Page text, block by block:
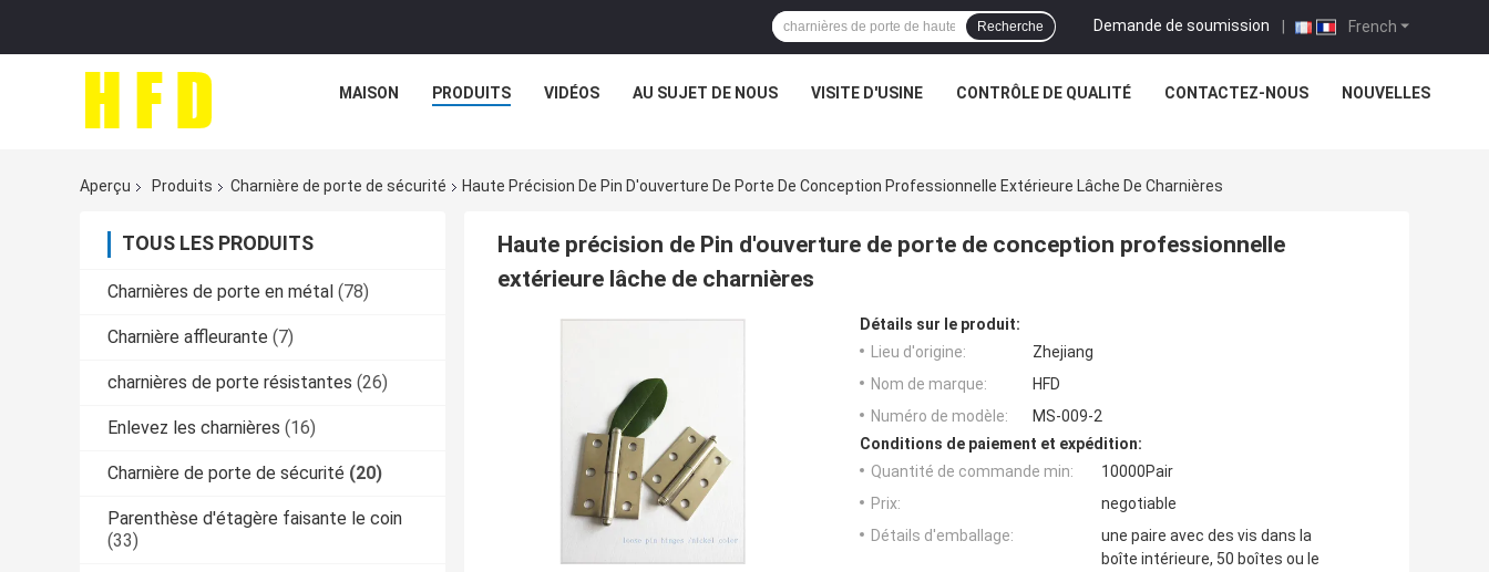
French
Demande de soumission |
Recherche
MAISON PRODUITS VIDÉOS AU SUJET DE NOUS VISITE D'USINE CONTRÔLE DE QUALITÉ CONTACTEZ-NOUS NOUVELLES
Aperçu Produits Charnière de porte de sécurité Haute Précision De Pin D'ouverture De Porte De Conception Professionnelle Extérieure Lâche De Charnières
TOUS LES PRODUITS
Charnières de porte en métal (78)
Charnière affleurante (7)
charnières de porte résistantes (26)
Enlevez les charnières (16)
Charnière de porte de sécurité (20)
Parenthèse d'étagère faisante le coin
(33)
Haute précision de Pin d'ouverture de porte de conception professionnelle
extérieure lâche de charnières
Détails sur le produit:
Lieu d'origine:
Zhejiang
Nom de marque:
HFD
Numéro de modèle:
MS-009-2
Conditions de paiement et expédition:
Quantité de commande min:
10000Pair
Prix:
negotiable
Détails d'emballage:
une paire avec des vis dans la
boîte intérieure, 50 boîtes ou le